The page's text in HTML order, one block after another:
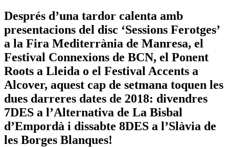
Després d’una tardor calenta amb
presentacions del disc ‘Sessions Ferotges’
a la Fira Mediterrània de Manresa, el
Festival Connexions de BCN, el Ponent
Roots a Lleida o el Festival Accents a
Alcover, aquest cap de setmana toquen les
dues darreres dates de 2018: divendres
7DES a l’Alternativa de La Bisbal
d’Empordà i dissabte 8DES a l’Slàvia de
les Borges Blanques!